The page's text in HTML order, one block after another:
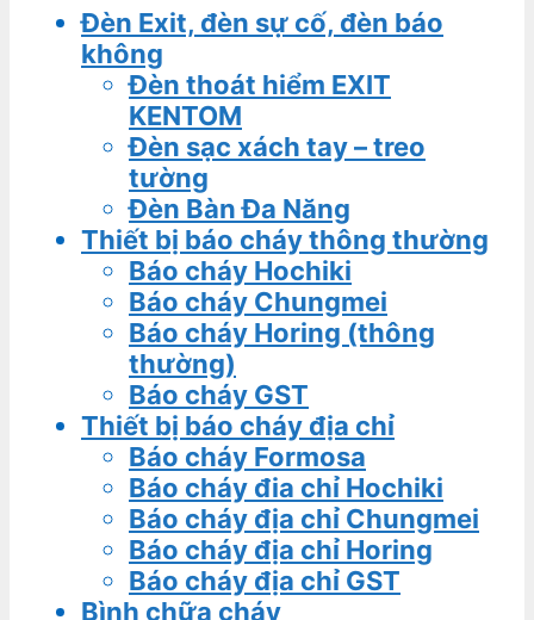
Đèn Exit, đèn sự cố, đèn báo
không
Đèn thoát hiểm EXIT
KENTOM
Đèn sạc xách tay – treo
tường
Đèn Bàn Đa Năng
Thiết bị báo cháy thông thường
Báo cháy Hochiki
Báo cháy Chungmei
Báo cháy Horing (thông
thường)
Báo cháy GST
Thiết bị báo cháy địa chỉ
Báo cháy Formosa
Báo cháy đia chỉ Hochiki
Báo cháy địa chỉ Chungmei
Báo cháy địa chỉ Horing
Báo cháy địa chỉ GST
Bình chữa cháy